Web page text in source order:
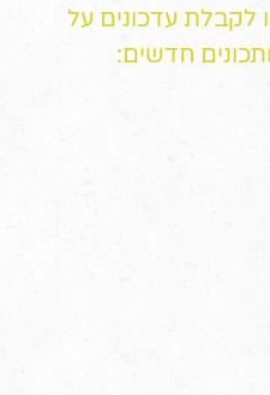
לקבלת עדכונים על
חדשים: